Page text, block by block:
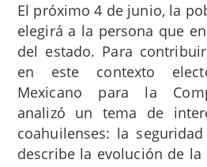
El próximo 4 de junio, la
elegirá a la persona que
del estado. Para
en este contexto
Mexicano para la
analizó un tema de
coahuilenses: la
describe la evolución de